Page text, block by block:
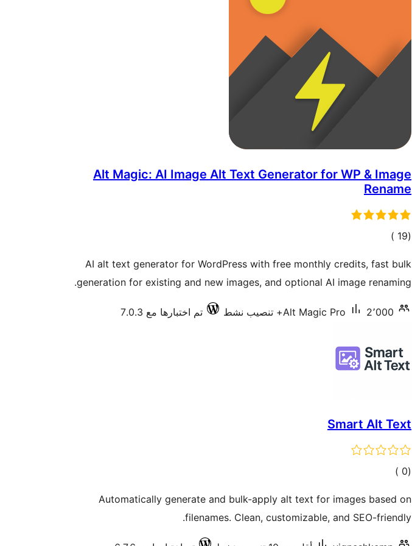
Alt Magic: AI Image Alt Text Generator for WP & Image
Rename
(19
إجمالي)
AI alt text generator for WordPress with free monthly credits, fast bulk
generation for existing and new images, and optional AI image renaming.
Alt Magic Pro 2٬000+ تنصيب نشط تم اختبارها مع 7.0.3
Smart Alt Text
(0
إجمالي)
Automatically generate and bulk-apply alt text for images based on
filenames. Clean, customizable, and SEO-friendly.